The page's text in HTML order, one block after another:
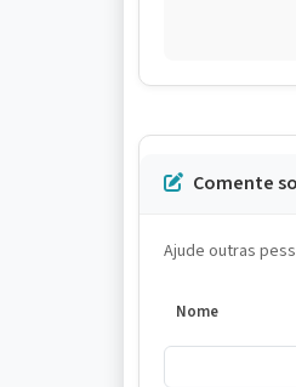
Comente
Ajude outras
Nome